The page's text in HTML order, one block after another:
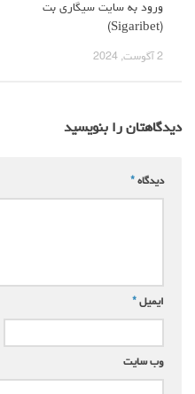
ورود به سایت سیگاری بت
(Sigaribet)
2 آگوست, 2024
دیدگاهتان را بنویسید
دیدگاه *
ایمیل *
وب‌ سایت